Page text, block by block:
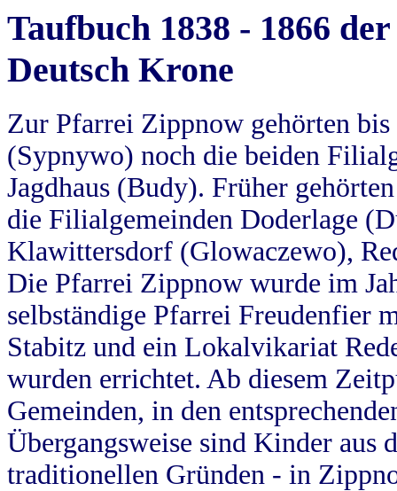
Taufbuch 1838 - 1866
Deutsch Krone
Zur Pfarrei Zippnow gehörten
(Sypnywo) noch die beiden
Jagdhaus (Budy). Früher
die Filialgemeinden Doderlage
Klawittersdorf (Glowaczewo),
Die Pfarrei Zippnow wurde im
selbständige Pfarrei Freudenfier
Stabitz und ein Lokalvikariat
wurden errichtet. Ab diesem
Gemeinden, in den
Übergangsweise sind Kinder aus
traditionellen Gründen - in